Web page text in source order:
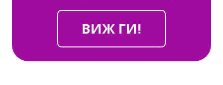
ВИЖ ГИ!